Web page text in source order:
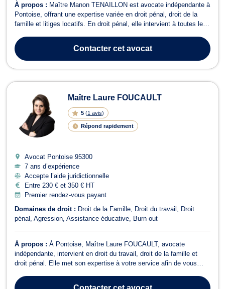
À propos : Maître Manon TENAILLON est avocate indépendante à
Pontoise, offrant une expertise variée en droit pénal, droit de la
famille et litiges locatifs. En droit pénal, elle intervient à toutes les
comparutions immédiates ou devant le tribunal correctionnel. Elle
traite d...
Contactercet avocat
Maître Laure FOUCAULT
5 (1 avis)
Répond rapidement
Avocat Pontoise 95300
7 ans d’expérience
Accepte l’aide juridictionnelle
Entre 230 € et 350 € HT
Premier rendez-vous payant
Domaines de droit : Droit de la Famille Droit du travail
Droit
pénal
Agression Assistance éducative Burn out
À propos : À Pontoise, Maître Laure FOUCAULT, avocate
indépendante, intervient en droit du travail, droit de la famille et
droit pénal. Elle met son expertise à votre service afin de vous
litiges liés au droit social, aux séparations, aux affaires pénales et